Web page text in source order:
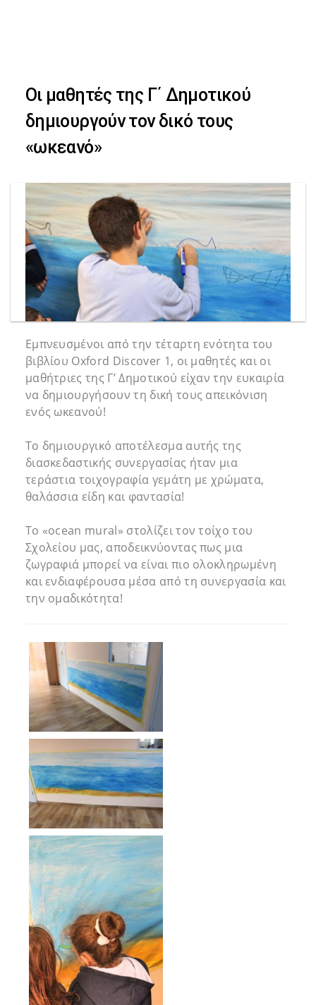
navigation
content
Οι μαθητές της Γ΄ Δημοτικού
δημιουργούν τον δικό τους
«ωκεανό»
Εμπνευσμένοι από την τέταρτη ενότητα του
βιβλίου Oxford Discover 1, οι μαθητές και οι
μαθήτριες της Γ’ Δημοτικού είχαν την ευκαιρία
να δημιουργήσουν τη δική τους απεικόνιση
ενός ωκεανού!
Το δημιουργικό αποτέλεσμα αυτής της
διασκεδαστικής συνεργασίας ήταν μια
τεράστια τοιχογραφία γεμάτη με χρώματα,
θαλάσσια είδη και φαντασία!
Το «ocean mural» στολίζει τον τοίχο του
Σχολείου μας, αποδεικνύοντας πως μια
ζωγραφιά μπορεί να είναι πιο ολοκληρωμένη
και ενδιαφέρουσα μέσα από τη συνεργασία και
την ομαδικότητα!